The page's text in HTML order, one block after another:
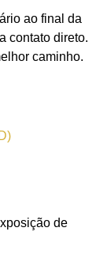
ao final da
contato direto.
caminho.
de